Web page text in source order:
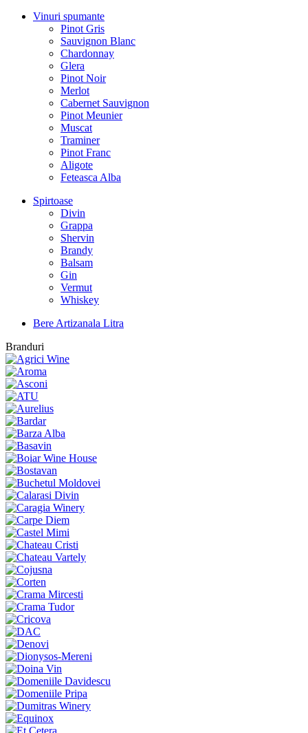
Vinuri spumante
Pinot Gris
Sauvignon Blanc
Chardonnay
Glera
Pinot Noir
Merlot
Cabernet Sauvignon
Pinot Meunier
Muscat
Traminer
Pinot Franc
Aligote
Feteasca Alba
Spirtoase
Divin
Grappa
Shervin
Brandy
Balsam
Gin
Vermut
Whiskey
Bere Artizanala Litra
Branduri